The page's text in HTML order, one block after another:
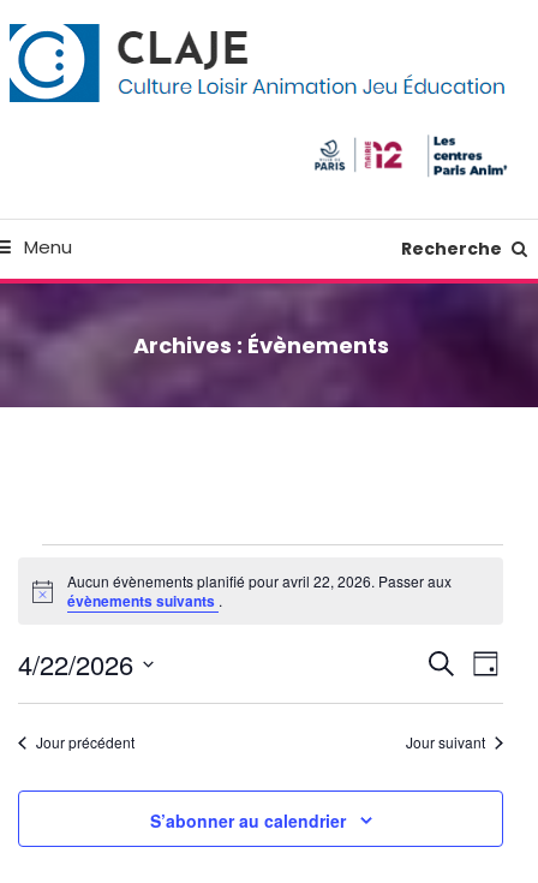
Menu Recherche
Archives : Évènements
for
avril
22,
2026
Notice
Aucun évènements planifié pour avril 22, 2026. Passer aux
évènements suivants .
et
de
vues
Recherche
de
Jour
4/22/2026
Sélectionnez
uneJour précédent Jour suivant
S’abonner au calendrier